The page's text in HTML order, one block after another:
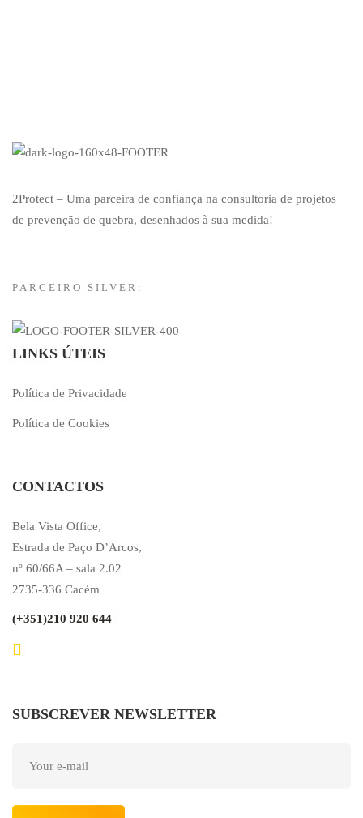
2Protect – Uma parceira de confiança na consultoria de projetos
de prevenção de quebra, desenhados à sua medida!
PARCEIRO SILVER:
LINKS ÚTEIS
Política de Privacidade
Política de Cookies
CONTACTOS
Bela Vista Office,
Estrada de Paço D’Arcos,
nº 60/66A – sala 2.02
2735-336 Cacém
(+351)210 920 644
SUBSCREVER NEWSLETTER